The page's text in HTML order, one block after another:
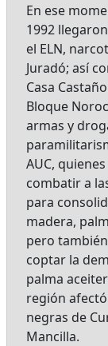
En ese
1992
el ELN,
Juradó; así
Casa
Bloque
armas y
AUC,
combatir a
para
madera,
pero
coptar la
palma
región
negras de
Mancilla.